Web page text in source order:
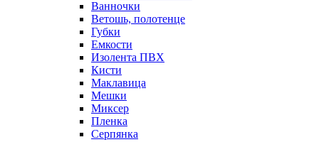
Ванночки
Ветошь, полотенце
Губки
Емкости
Изолента ПВХ
Кисти
Маклавица
Мешки
Миксер
Пленка
Серпянка